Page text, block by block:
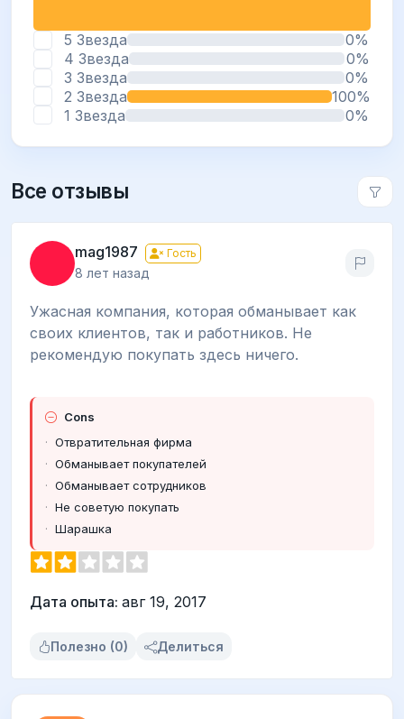
5 Звезда
0%
4 Звезда
0%
3 Звезда
0%
2 Звезда
100%
1 Звезда
0%
Все отзывы
mag1987 Гость
8 лет назад
Ужасная компания, которая обманывает как
своих клиентов, так и работников. Не
рекомендую покупать здесь ничего.
Cons
Отвратительная фирма
Обманывает покупателей
Обманывает сотрудников
Не советую покупать
Шарашка
Дата опыта: авг 19, 2017
Полезно (0) Делиться